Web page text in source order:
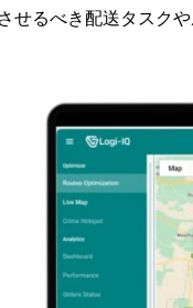
させるべき配送タスク